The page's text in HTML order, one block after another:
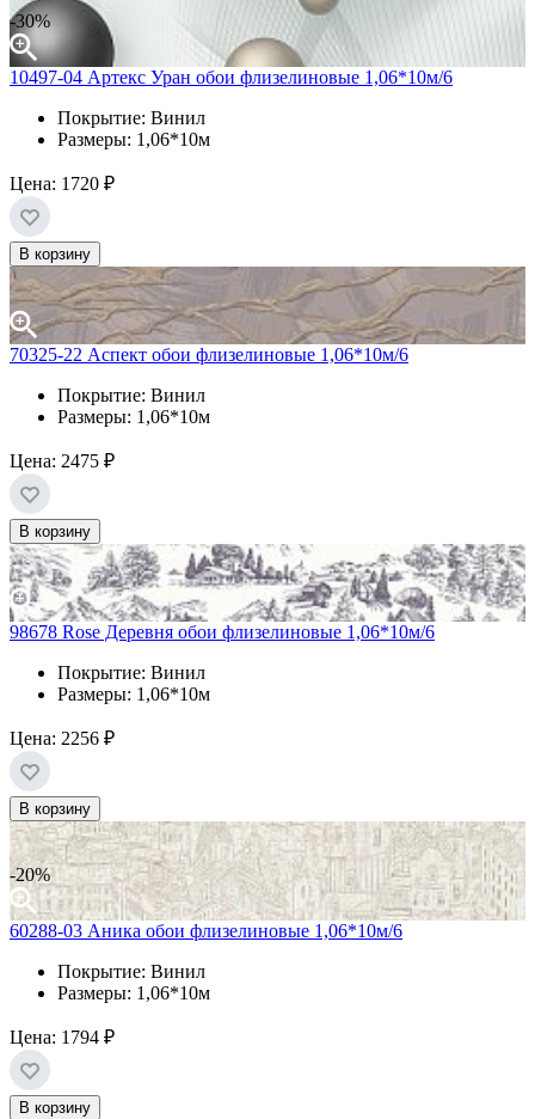
-30%
10497-04 Артекс Уран обои флизелиновые 1,06*10м/6
Покрытие: Винил
Размеры: 1,06*10м
Цена: 1720 ₽
В корзину
70325-22 Аспект обои флизелиновые 1,06*10м/6
Покрытие: Винил
Размеры: 1,06*10м
Цена: 2475 ₽
В корзину
98678 Rose Деревня обои флизелиновые 1,06*10м/6
Покрытие: Винил
Размеры: 1,06*10м
Цена: 2256 ₽
В корзину
-20%
60288-03 Аника обои флизелиновые 1,06*10м/6
Покрытие: Винил
Размеры: 1,06*10м
Цена: 1794 ₽
В корзину